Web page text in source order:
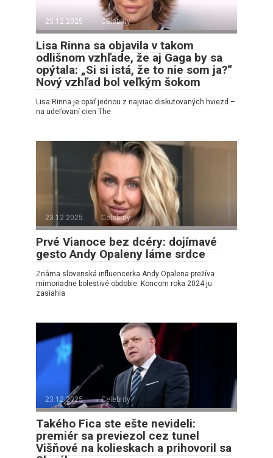
23.12.2025 Celebrity
Lisa Rinna sa objavila v takom
odlišnom vzhľade, že aj Gaga by sa
opýtala: „Si si istá, že to nie som ja?“
Nový vzhľad bol veľkým šokom
Lisa Rinna je opäť jednou z najviac diskutovaných hviezd –
na udeľovaní cien The
23.12.2025 Celebrity
Prvé Vianoce bez dcéry: dojímavé
gesto Andy Opaleny láme srdce
Známa slovenská influencerka Andy Opalena prežíva
mimoriadne bolestivé obdobie. Koncom roka 2024 ju
zasiahla
23.12.2025 Celebrity
Takého Fica ste ešte nevideli:
premiér sa previezol cez tunel
Višňové na kolieskach a prihovoril sa